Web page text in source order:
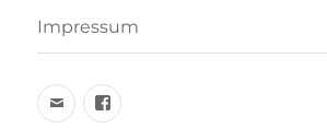
Impressum
Emailfacebook